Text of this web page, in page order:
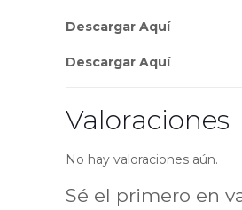
Descargar Aquí
Descargar Aquí
Valoraciones
No hay valoraciones aún.
Sé el primero en